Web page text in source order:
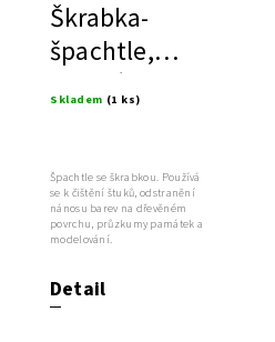
Škrabka-
špachtle,
italská
Skladem (1 ks)
Detail
Špachtle se škrabkou. Používá
se k čištění štuků, odstranění
nánosu barev na dřevěném
povrchu, průzkumy památek a
modelování.